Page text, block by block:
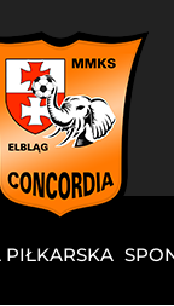
PIŁKARSKA